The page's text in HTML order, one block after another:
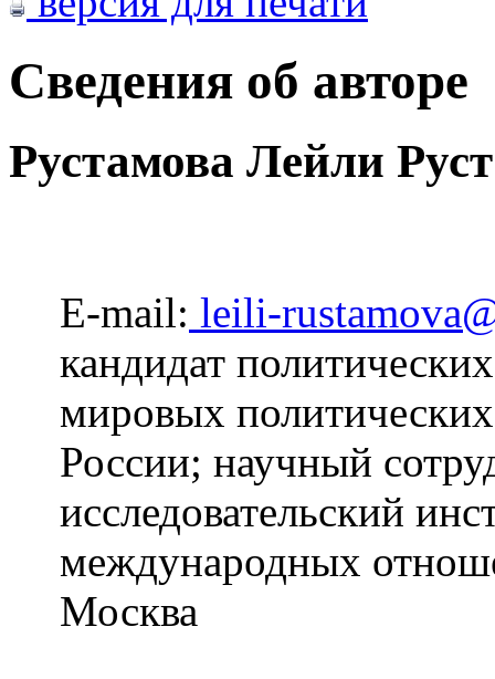
Сведения об авторе
Рустамова Лейли
E-mail: leili-
кандидат
мировых
России; научный
исследовательский
международных
Москва